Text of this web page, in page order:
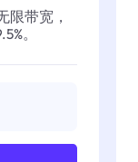
限带宽，
。